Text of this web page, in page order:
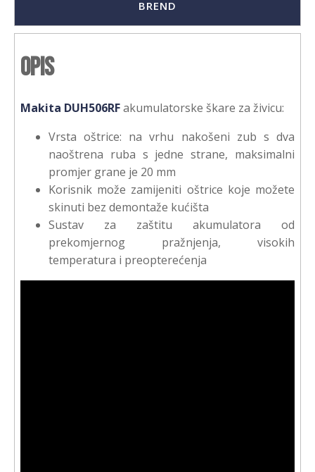
BREND
Opis
Makita DUH506RFakumulatorske škare za živicu:
Vrsta oštrice: na vrhu nakošeni zub s dva
naoštrena ruba s jedne strane, maksimalni
promjer grane je 20 mm
Korisnik može zamijeniti oštrice koje možete
skinuti bez demontaže kućišta
Sustav za zaštitu akumulatora od
prekomjernog pražnjenja, visokih
temperatura i preopterećenja